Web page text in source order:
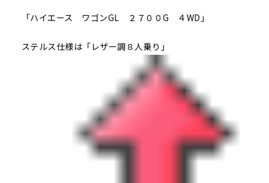
「ハイエース ワゴンGL ２７００G ４WD」
ステルス仕様は「レザー調８人乗り」